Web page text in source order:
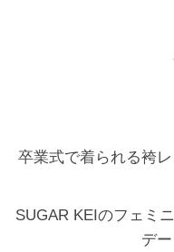
卒業式で着られる袴
SUGAR KEIのフェミ
デ